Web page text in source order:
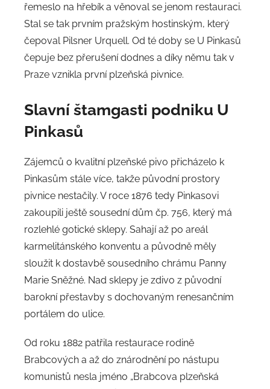
řemeslo na hřebík a věnoval se jenom restauraci.
Stal se tak prvním pražským hostinským, který
čepoval Pilsner Urquell. Od té doby se U Pinkasů
čepuje bez přerušení dodnes a díky němu tak v
Praze vznikla první plzeňská pivnice.
Slavní štamgasti podniku U
Pinkasů
Zájemců o kvalitní plzeňské pivo přicházelo k
Pinkasům stále více, takže původní prostory
pivnice nestačily. V roce 1876 tedy Pinkasovi
zakoupili ještě sousední dům čp. 756, který má
rozlehlé gotické sklepy. Sahají až po areál
karmelitánského konventu a původně měly
sloužit k dostavbě sousedního chrámu Panny
Marie Sněžné. Nad sklepy je zdivo z původní
barokní přestavby s dochovaným renesančním
portálem do ulice.
Od roku 1882 patřila restaurace rodině
Brabcových a až do znárodnění po nástupu
komunistů nesla jméno „Brabcova plzeňská